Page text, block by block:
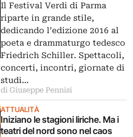
Il Festival Verdi di Parma
riparte in grande stile,
dedicando l’edizione 2016 al
poeta e drammaturgo tedesco
Friedrich Schiller. Spettacoli,
concerti, incontri, giornate di
studi…
di Giuseppe Pennisi
ATTUALITÀ
Iniziano le stagioni liriche. Ma i
teatri del nord sono nel caos